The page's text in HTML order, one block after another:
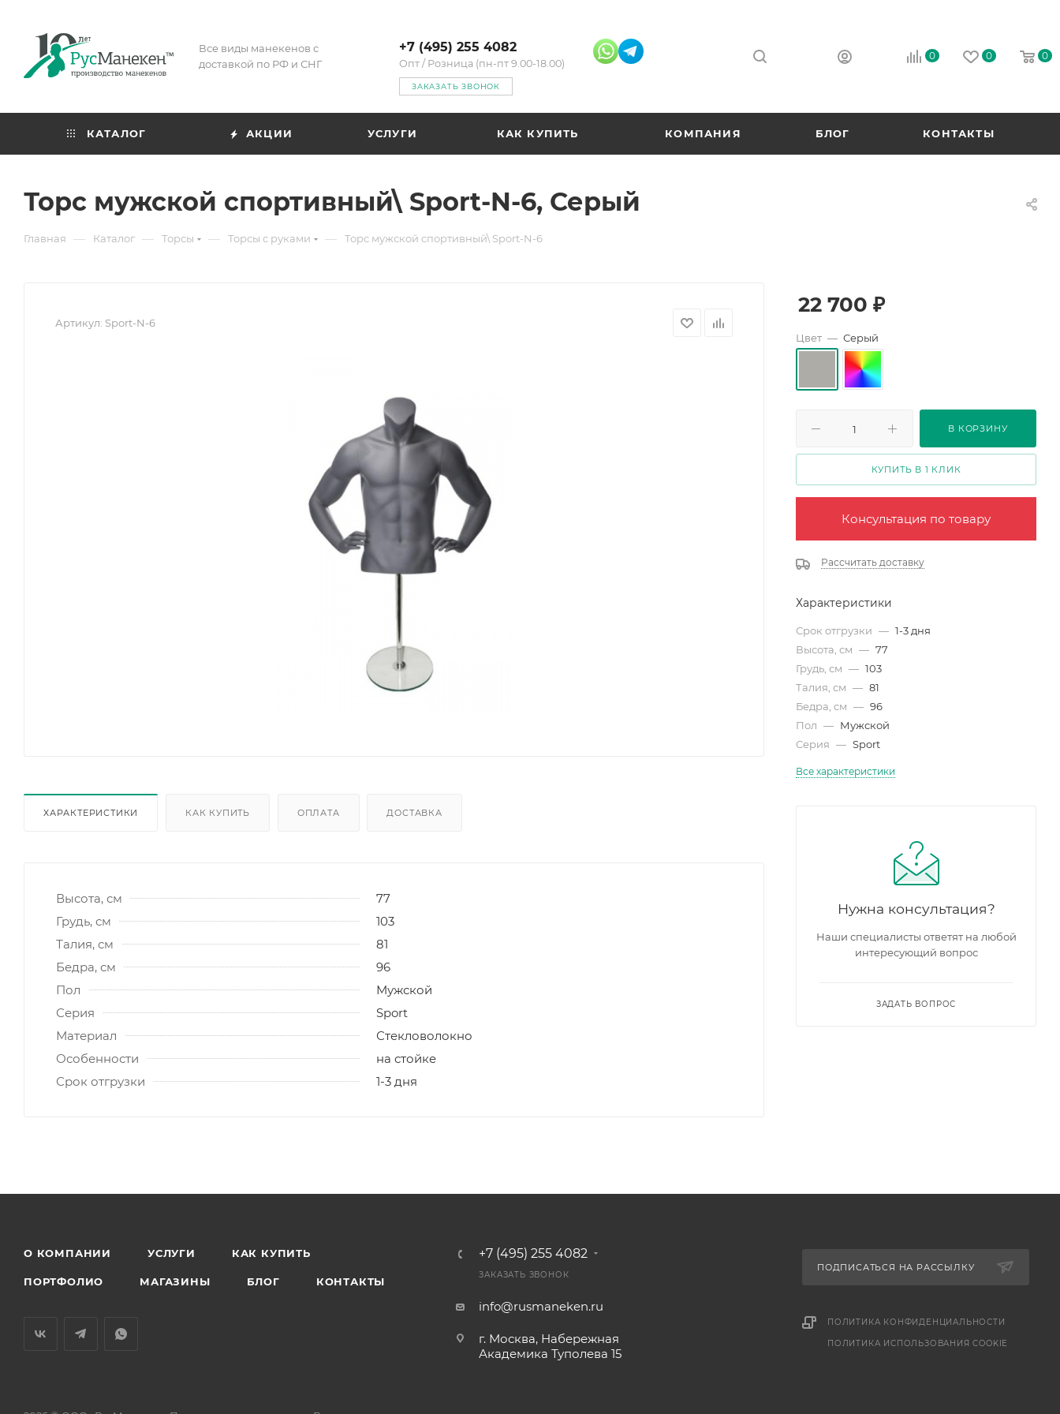
Все виды манекенов с
доставкой по РФ и СНГ
+7 (495) 255 4082
Опт / Розница (пн-пт 9.00-18.00)
ЗАКАЗАТЬ ЗВОНОК
0 0 0
КАТАЛОГ АКЦИИ УСЛУГИ КАК КУПИТЬ КОМПАНИЯ БЛОГ КОНТАКТЫ
Торс мужской спортивный\ Sport-N-6, Серый
Главная — Каталог — Торсы — Торсы с руками — Торс мужской спортивный\ Sport-N-6
Артикул: Sport-N-6
ХАРАКТЕРИСТИКИ КАК КУПИТЬ ОПЛАТА ДОСТАВКА
Высота, см
77
Грудь, см
103
Талия, см
81
Бедра, см
96
Пол
Мужской
Серия
Sport
Материал
Стекловолокно
Особенности
на стойке
Срок отгрузки
1-3 дня
22 700 ₽
Цвет — Серый
В КОРЗИНУ
КУПИТЬ В 1 КЛИК
Консультация по товару
Рассчитать доставку
Характеристики
Срок отгрузки — 1-3 дня
Высота, см — 77
Грудь, см — 103
Талия, см — 81
Бедра, см — 96
Пол — Мужской
Серия — Sport
Все характеристики
Нужна консультация?
Наши специалисты ответят на любой
интересующий вопрос
ЗАДАТЬ ВОПРОС
О КОМПАНИИ УСЛУГИ КАК КУПИТЬ
ПОРТФОЛИО МАГАЗИНЫ БЛОГ КОНТАКТЫ
+7 (495) 255 4082
ЗАКАЗАТЬ ЗВОНОК
info@rusmaneken.ru
г. Москва, Набережная
Академика Туполева 15
ПОДПИСАТЬСЯ НА РАССЫЛКУ
ПОЛИТИКА КОНФИДЕНЦИАЛЬНОСТИ
ПОЛИТИКА ИСПОЛЬЗОВАНИЯ COOKIE